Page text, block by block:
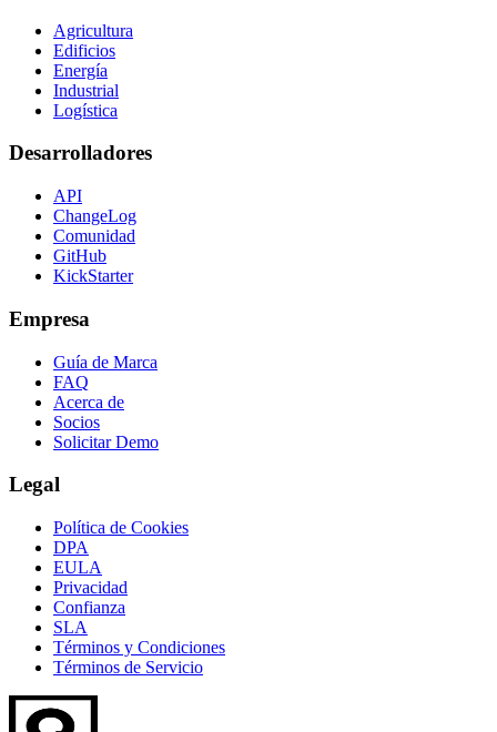
Agricultura
Edificios
Energía
Industrial
Logística
Desarrolladores
API
ChangeLog
Comunidad
GitHub
KickStarter
Empresa
Guía de Marca
FAQ
Acerca de
Socios
Solicitar Demo
Legal
Política de Cookies
DPA
EULA
Privacidad
Confianza
SLA
Términos y Condiciones
Términos de Servicio